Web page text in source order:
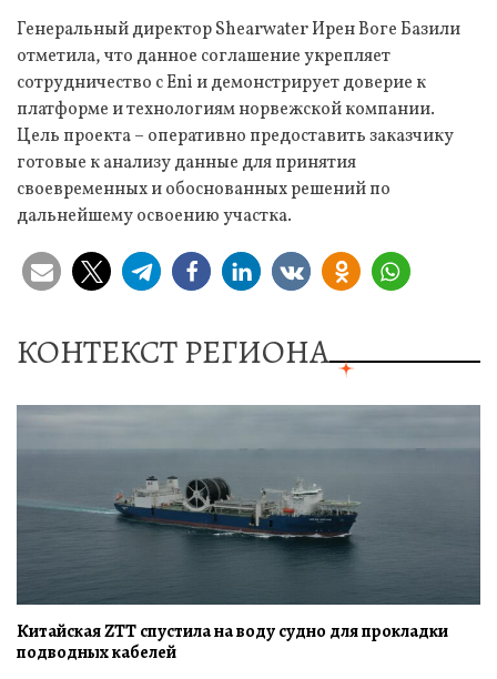
Генеральный директор Shearwater Ирен Воге Базили
отметила, что данное соглашение укрепляет
сотрудничество с Eni и демонстрирует доверие к
платформе и технологиям норвежской компании.
Цель проекта – оперативно предоставить заказчику
готовые к анализу данные для принятия
своевременных и обоснованных решений по
дальнейшему освоению участка.
КОНТЕКСТ РЕГИОНА
Китайская ZTT спустила на воду судно для прокладки
подводных кабелей